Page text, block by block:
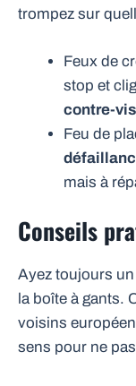
trompez sur
Feux de
stop et
contre-
Feu de
mais à
Conseils
Ayez toujours un
la boîte à gants.
voisins
sens pour ne